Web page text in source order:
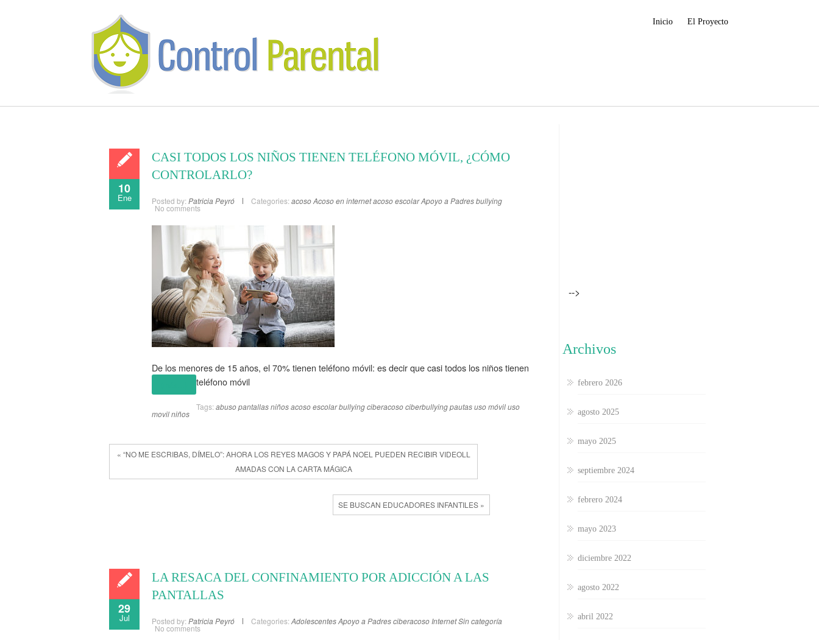
Inicio El Proyecto
10
Ene
CASI TODOS LOS NIÑOS TIENEN TELÉFONO MÓVIL, ¿CÓMO
CONTROLARLO?
Posted by: Patricia Peyró Categories: acosoAcoso en internetacoso escolarApoyo a Padresbullying
No comments
De los menores de 15 años, el 70% tienen teléfono móvil: es decir que casi todos los niños tienen
teléfono móvil
Tags: abuso pantallas niñosacoso escolarbullyingciberacosociberbullyingpautas uso móviluso
movil niños
« “NO ME ESCRIBAS, DÍMELO”: AHORA LOS REYES MAGOS Y PAPÁ NOEL PUEDEN RECIBIR VIDEOLL
AMADAS CON LA CARTA MÁGICA
SE BUSCAN EDUCADORES INFANTILES »
29
Jul
LA RESACA DEL CONFINAMIENTO POR ADICCIÓN A LAS
PANTALLAS
Posted by: Patricia Peyró Categories: AdolescentesApoyo a Padresciberacoso InternetSin categoría
No comments
-->
Archivos
febrero 2026
agosto 2025
mayo 2025
septiembre 2024
febrero 2024
mayo 2023
diciembre 2022
agosto 2022
abril 2022